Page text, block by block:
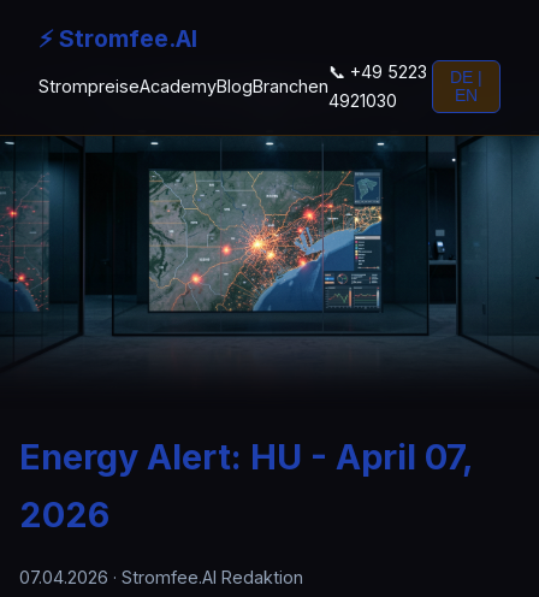
⚡ Stromfee.AI
StrompreiseAcademyBlogBranchen
📞 +49 5223
4921030
DE |
EN
Energy Alert: HU - April 07,
2026
07.04.2026 · Stromfee.AI Redaktion